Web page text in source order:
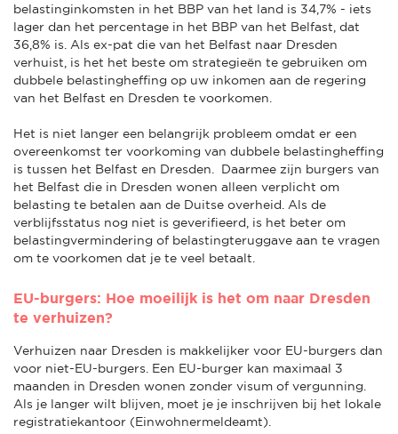
belastinginkomsten in het BBP van het land is 34,7% - iets
lager dan het percentage in het BBP van het Belfast, dat
36,8% is. Als ex-pat die van het Belfast naar Dresden
verhuist, is het het beste om strategieën te gebruiken om
dubbele belastingheffing op uw inkomen aan de regering
van het Belfast en Dresden te voorkomen.
Het is niet langer een belangrijk probleem omdat er een
overeenkomst ter voorkoming van dubbele belastingheffing
is tussen het Belfast en Dresden. Daarmee zijn burgers van
het Belfast die in Dresden wonen alleen verplicht om
belasting te betalen aan de Duitse overheid. Als de
verblijfsstatus nog niet is geverifieerd, is het beter om
belastingvermindering of belastingteruggave aan te vragen
om te voorkomen dat je te veel betaalt.
EU-burgers: Hoe moeilijk is het om naar Dresden
te verhuizen?
Verhuizen naar Dresden is makkelijker voor EU-burgers dan
voor niet-EU-burgers. Een EU-burger kan maximaal 3
maanden in Dresden wonen zonder visum of vergunning.
Als je langer wilt blijven, moet je je inschrijven bij het lokale
registratiekantoor (Einwohnermeldeamt).